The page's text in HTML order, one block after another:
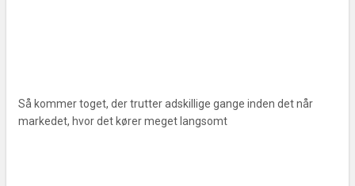
Så kommer toget, der trutter adskillige gange inden det når
markedet, hvor det kører meget langsomt